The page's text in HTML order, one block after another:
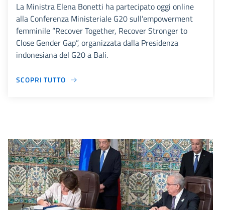
La Ministra Elena Bonetti ha partecipato oggi online
alla Conferenza Ministeriale G20 sull’empowerment
femminile “Recover Together, Recover Stronger to
Close Gender Gap”, organizzata dalla Presidenza
indonesiana del G20 a Bali.
SCOPRI TUTTO